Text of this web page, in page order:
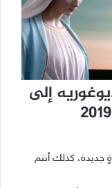
إلى
جديدة، كذلك أنتم